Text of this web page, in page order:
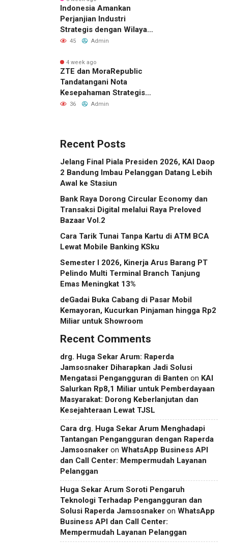
Indonesia Amankan
Perjanjian Industri
Strategis dengan Wilayah
Sverdlovsk, Rusia untuk
45 Admin
4 week ago
ZTE dan MoraRepublic
Tandatangani Nota
Kesepahaman Strategis
untuk Memperluas
36 Admin
Recent Posts
Jelang Final Piala Presiden 2026, KAI Daop
2 Bandung Imbau Pelanggan Datang Lebih
Awal ke Stasiun
Bank Raya Dorong Circular Economy dan
Transaksi Digital melalui Raya Preloved
Bazaar Vol.2
Cara Tarik Tunai Tanpa Kartu di ATM BCA
Lewat Mobile Banking KSku
Semester I 2026, Kinerja Arus Barang PT
Pelindo Multi Terminal Branch Tanjung
Emas Meningkat 13%
deGadai Buka Cabang di Pasar Mobil
Kemayoran, Kucurkan Pinjaman hingga Rp2
Miliar untuk Showroom
Recent Comments
drg. Huga Sekar Arum: Raperda
Jamsosnaker Diharapkan Jadi Solusi
Mengatasi Pengangguran di Banten on KAI
Salurkan Rp8,1 Miliar untuk Pemberdayaan
Masyarakat: Dorong Keberlanjutan dan
Kesejahteraan Lewat TJSL
Cara drg. Huga Sekar Arum Menghadapi
Tantangan Pengangguran dengan Raperda
Jamsosnaker on WhatsApp Business API
dan Call Center: Mempermudah Layanan
Pelanggan
Huga Sekar Arum Soroti Pengaruh
Teknologi Terhadap Pengangguran dan
Solusi Raperda Jamsosnaker on WhatsApp
Business API dan Call Center:
Mempermudah Layanan Pelanggan